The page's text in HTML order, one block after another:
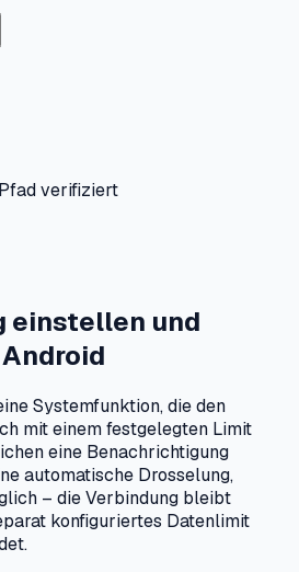
verifiziert
einstellen und
Android
Systemfunktion, die den
mit einem festgelegten Limit
eine Benachrichtigung
automatische Drosselung,
– die Verbindung bleibt
konfiguriertes Datenlimit